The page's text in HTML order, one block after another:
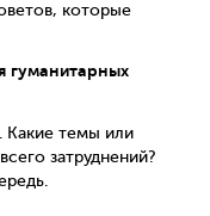
которые
гуманитарных
. Какие темы или
затруднений?